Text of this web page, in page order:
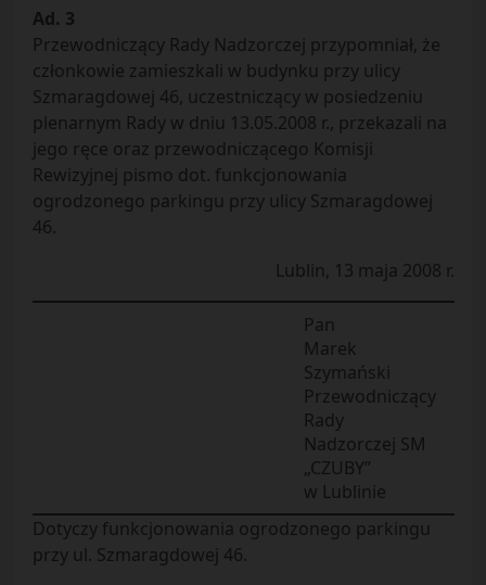
Ad. 3
Przewodniczący Rady Nadzorczej przypomniał, że
członkowie zamieszkali w budynku przy ulicy
Szmaragdowej 46, uczestniczący w posiedzeniu
plenarnym Rady w dniu 13.05.2008 r., przekazali na
jego ręce oraz przewodniczącego Komisji
Rewizyjnej pismo dot. funkcjonowania
ogrodzonego parkingu przy ulicy Szmaragdowej
46.
Lublin, 13 maja 2008 r.
Pan
Marek
Szymański
Przewodniczący
Rady
Nadzorczej SM
„CZUBY”
w Lublinie
Dotyczy funkcjonowania ogrodzonego parkingu
przy ul. Szmaragdowej 46.